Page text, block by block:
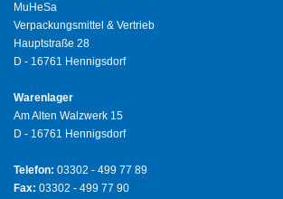
MuHeSa
Verpackungsmittel & Vertrieb
Hauptstraße 28
D - 16761 Hennigsdorf
Warenlager
Am Alten Walzwerk 15
D - 16761 Hennigsdorf
Telefon: 03302 - 499 77 89
Fax: 03302 - 499 77 90